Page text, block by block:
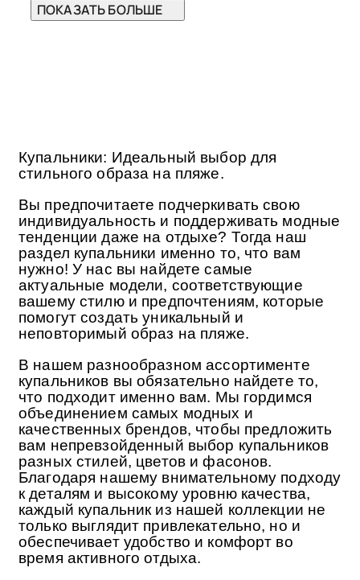
ПОКАЗАТЬ БОЛЬШЕ
Купальники: Идеальный выбор для
стильного образа на пляже.
Вы предпочитаете подчеркивать свою
индивидуальность и поддерживать модные
тенденции даже на отдыхе? Тогда наш
раздел купальники именно то, что вам
нужно! У нас вы найдете самые
актуальные модели, соответствующие
вашему стилю и предпочтениям, которые
помогут создать уникальный и
неповторимый образ на пляже.
В нашем разнообразном ассортименте
купальников вы обязательно найдете то,
что подходит именно вам. Мы гордимся
объединением самых модных и
качественных брендов, чтобы предложить
вам непревзойденный выбор купальников
разных стилей, цветов и фасонов.
Благодаря нашему внимательному подходу
к деталям и высокому уровню качества,
каждый купальник из нашей коллекции не
только выглядит привлекательно, но и
обеспечивает удобство и комфорт во
время активного отдыха.